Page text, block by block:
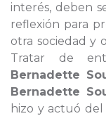
interés, deben
reflexión para
otra sociedad y
Tratar de
Bernadette
Bernadette
hizo y actuó